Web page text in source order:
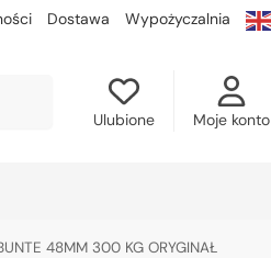
Dostawa Wypożyczalnia
Ulubione Moje konto
48MM 300 KG ORYGINAŁ